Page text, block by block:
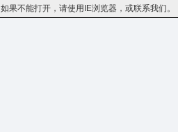
如果不能打开，请使用IE浏览器，或联系我们。